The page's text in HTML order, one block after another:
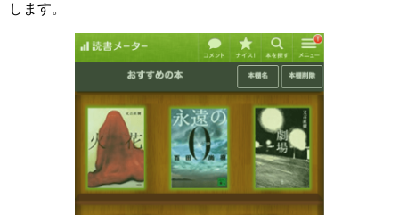
します。